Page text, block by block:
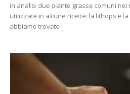
in analisi due piante grasse comuni
utilizzate in alcune ricette: la lithops e la
abbiamo trovato